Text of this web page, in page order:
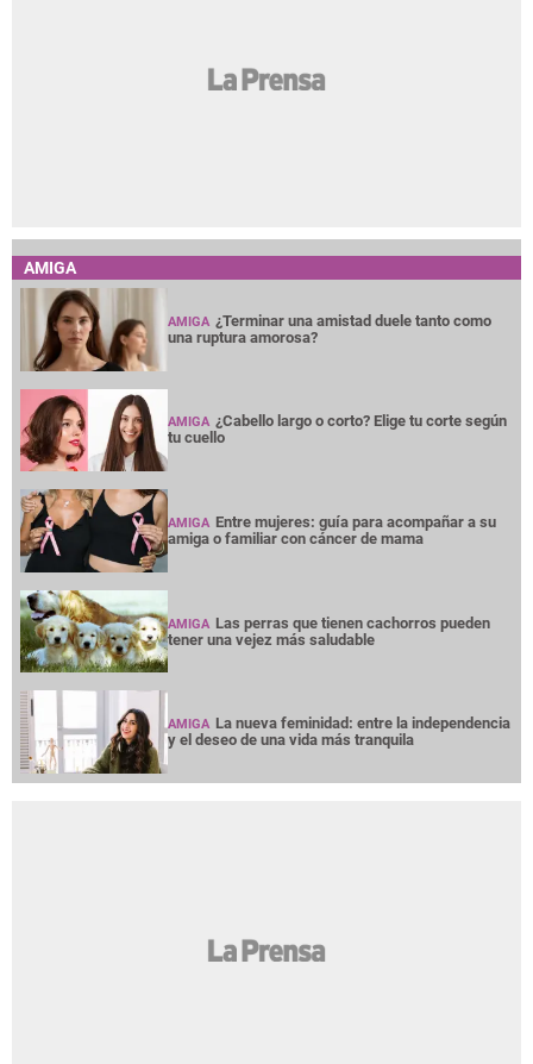
AMIGA
AMIGA ¿Terminar una amistad duele tanto como
una ruptura amorosa?
AMIGA ¿Cabello largo o corto? Elige tu corte según
tu cuello
AMIGA Entre mujeres: guía para acompañar a su
amiga o familiar con cáncer de mama
AMIGA Las perras que tienen cachorros pueden
tener una vejez más saludable
AMIGA La nueva feminidad: entre la independencia
y el deseo de una vida más tranquila